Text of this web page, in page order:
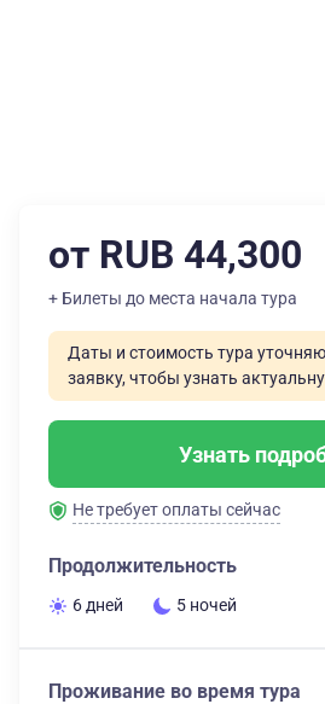
от RUB 44,300
+ Билеты до места начала тура
Даты и стоимость тура
заявку, чтобы узнать
Узнать
Не требует оплаты сейчас
Продолжительность
6 дней 5 ночей
Проживание во время тура